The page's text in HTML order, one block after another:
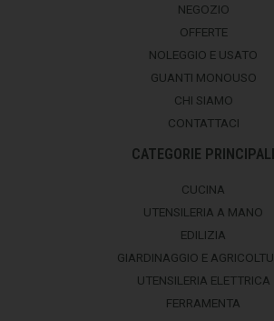
NEGOZIO
OFFERTE
NOLEGGIO E USATO
GUANTI MONOUSO
CHI SIAMO
CONTATTACI
CATEGORIE PRINCIPALI
CUCINA
UTENSILERIA A MANO
EDILIZIA
GIARDINAGGIO E
UTENSILERIA ELETTRICA
FERRAMENTA